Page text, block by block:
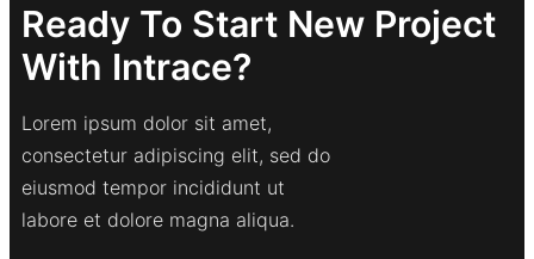
Ready To Start New Project
With Intrace?
Lorem ipsum dolor sit amet,
consectetur adipiscing elit, sed do
eiusmod tempor incididunt ut
labore et dolore magna aliqua.